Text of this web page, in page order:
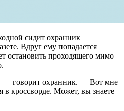
сидит охранник
Вдруг ему попадается
остановить проходящего мимо
говорит охранник. — Вот мне
в кроссворде. Может, вы знаете